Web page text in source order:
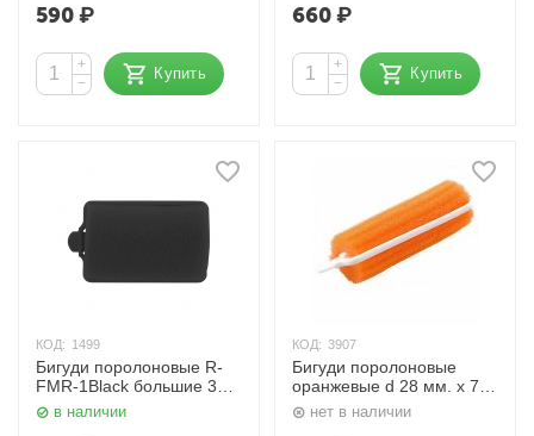
590₽
+
−
Купить
660₽
+
−
Купить
КОД: 1499
Бигуди поролоновые R-
FMR-1Black большие 38
мм 12 шт. Dewal
в наличии
КОД: 3907
Бигуди поролоновые
оранжевые d 28 мм. x 70
мм. DBP28, 10 шт. Dewal
нет в наличии